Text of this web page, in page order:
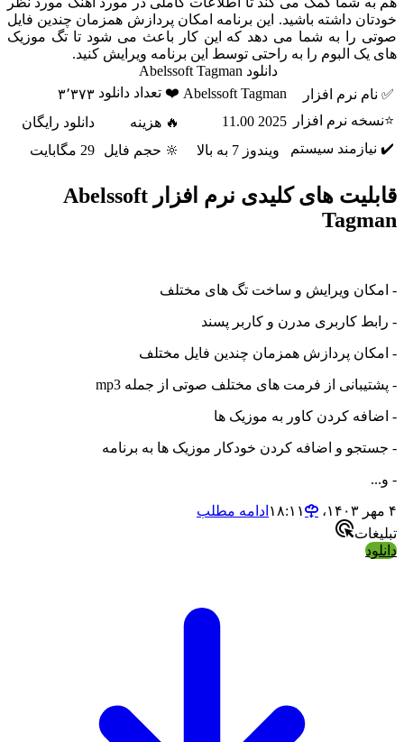
خودتان داشته باشید. این برنامه امکان پردازش همزمان چندین فایل
صوتی را به شما می دهد که این کار باعث می شود تا تگ موزیک
های یک البوم را به راحتی توسط این برنامه ویرایش کنید.
دانلود Abelssoft Tagman
✅ نام نرم افزار
Abelssoft Tagman ❤️ تعداد دانلود ۳٬۳۷۳
⭐نسخه نرم افزار
2025 11.00 🔥 هزینه
دانلود رایگان
✔️ نیازمند سیستم
ویندوز 7 به بالا 🔆 حجم فایل 29 مگابایت
قابلیت های کلیدی نرم افزار Abelssoft
Tagman
- امکان ویرایش و ساخت تگ های مختلف
- رابط کاربری مدرن و کاربر پسند
- امکان پردازش همزمان چندین فایل مختلف
- پشتیبانی از فرمت های مختلف صوتی از جمله mp3
- اضافه کردن کاور به موزیک ها
- جستجو و اضافه کردن خودکار موزیک ها به برنامه
- و...
۴ مهر ۱۴۰۳،‏ ۱۸:۱۱
ادامه مطلب
تبلیغات
دانلود